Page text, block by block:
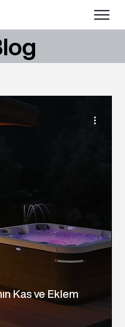
Kas ve Eklem